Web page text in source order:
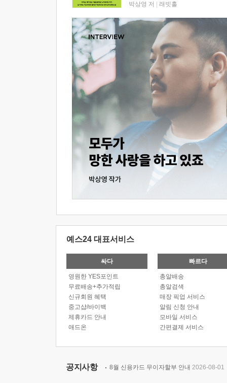
박상영 저 래빗홀
예스24 대표서비스
싸다
영원한 YES포인트
무료배송+추가적립
신규회원 혜택
중고샵/바이백
제휴카드 안내
애드온
빠르다
총알배송
총알검색
매장 픽업 서비스
알림 신청 안내
모바일 서비스
간편결제 서비스
공지사항 8월 신용카드 무이자할부 안내 2026-08-01